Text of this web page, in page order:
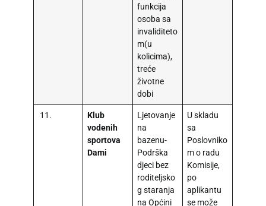
funkcija
osoba sa
invaliditeto
m(u
kolicima),
treće
životne
dobi
11.
Klub
vodenih
sportova
Dami
Ljetovanje
na
bazenu-
Podrška
djeci bez
roditeljsko
g staranja
na Općini
U skladu
sa
Poslovniko
m o radu
Komisije,
po
aplikantu
se može